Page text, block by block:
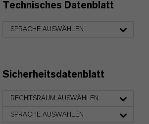
Technisches Datenblatt
SPRACHE AUSWÄHLEN
Sicherheitsdatenblatt
RECHTSRAUM AUSWÄHLEN
SPRACHE AUSWÄHLEN